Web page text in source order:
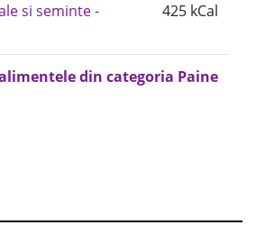
si seminte -
425 kCal
din categoria Paine